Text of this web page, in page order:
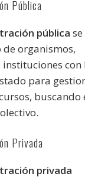
Pública
pública
organismos,
con
para
buscando
Privada
privada